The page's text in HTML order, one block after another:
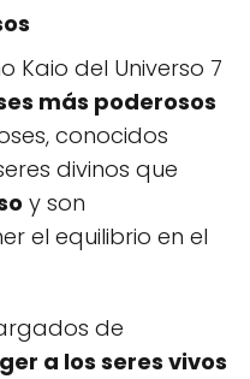
Kaio del Universo 7
más poderosos
conocidos
divinos que
y son
el equilibrio en el
de
a los seres vivos